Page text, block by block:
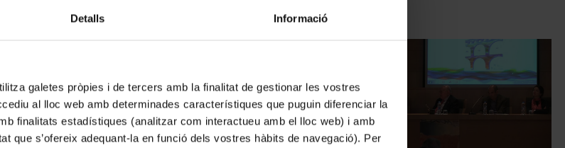
Detalls Informació
galetes pròpies i de tercers amb la finalitat de gestionar les vostres
al lloc web amb determinades característiques que puguin diferenciar la
finalitats estadístiques (analitzar com interactueu amb el lloc web) i amb
que s’ofereix adequant-la en funció dels vostres hàbits de navegació). Per